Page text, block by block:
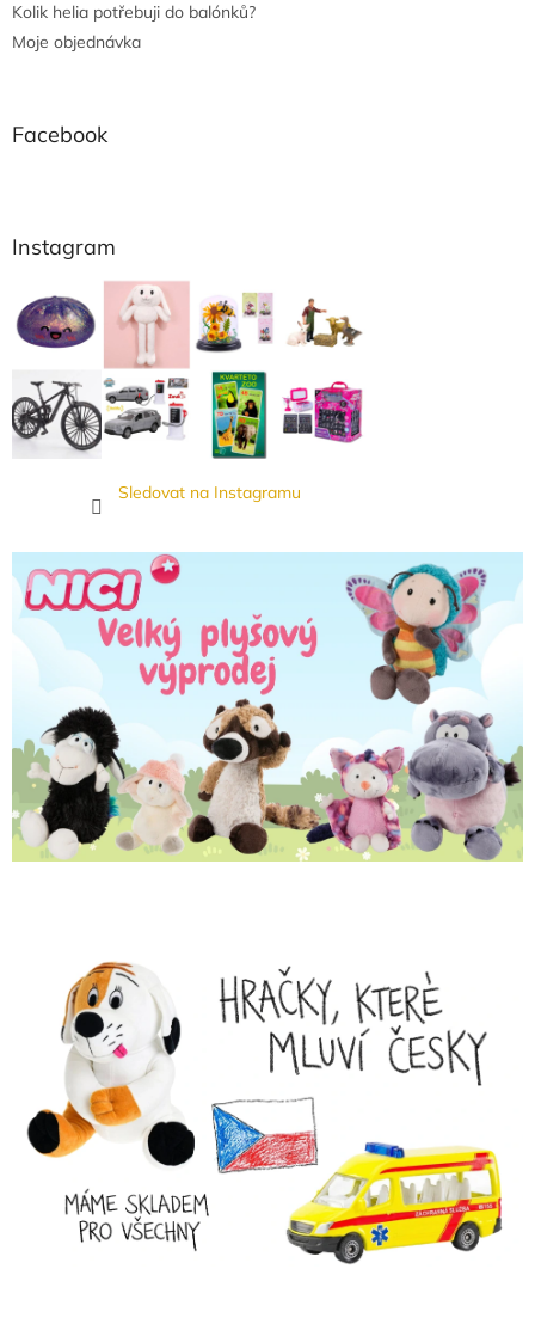
Kolik helia potřebuji do balónků?
Moje objednávka
Facebook
Instagram
Sledovat na Instagramu